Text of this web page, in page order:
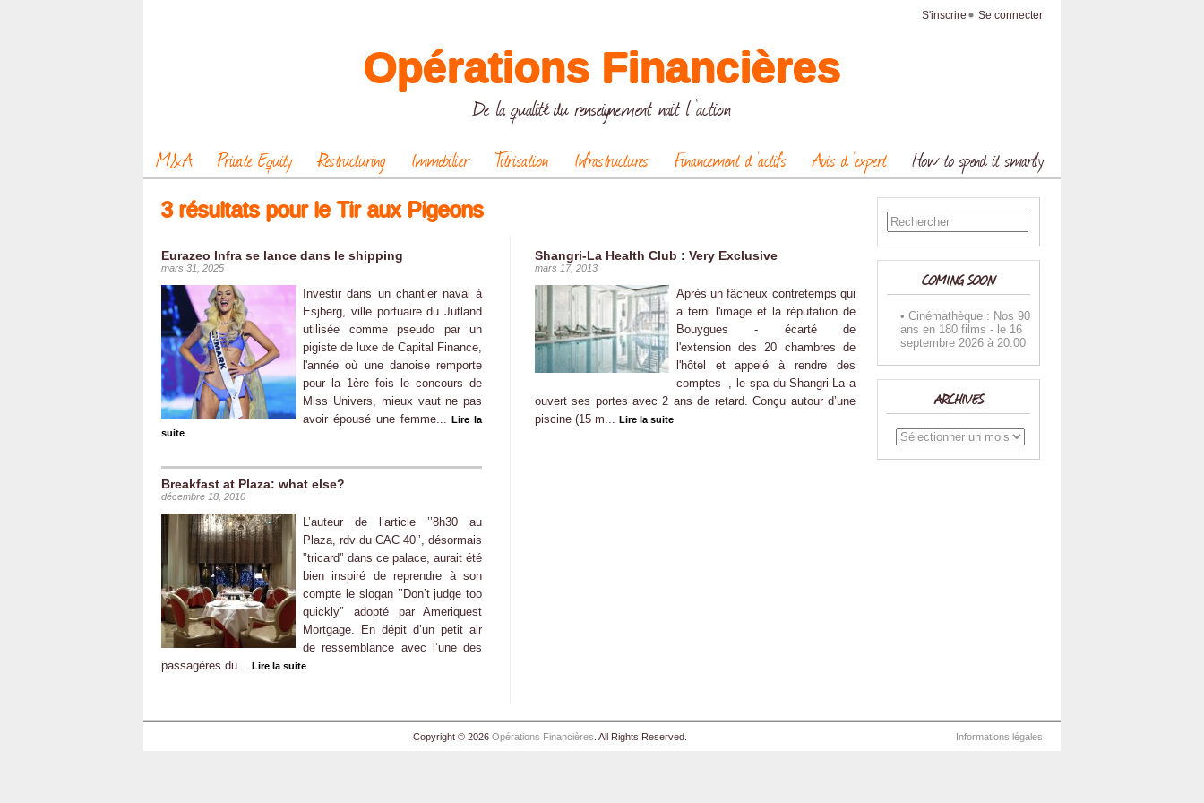
S'inscrire Se connecter
Opérations Financières
De la qualité du renseignement nait l 'action
M&A Private Equity Restructuring Immobilier Titrisation Infrastructures Financement d ‘actifs Avis d ‘expert How to spend it smartly
3 résultats pour le Tir aux Pigeons
Eurazeo Infra se lance dans le shipping
mars 31, 2025
Investir dans un chantier naval à
Esjberg, ville portuaire du Jutland
utilisée comme pseudo par un
pigiste de luxe de Capital Finance,
l'année où une danoise remporte
pour la 1ère fois le concours de
Miss Univers, mieux vaut ne pas
avoir épousé une femme...Lire la
suite
Shangri-La Health Club : Very Exclusive
mars 17, 2013
Après un fâcheux contretemps qui
a terni l'image et la réputation de
Bouygues - écarté de
l'extension des 20 chambres de
l'hôtel et appelé à rendre des
comptes -, le spa du Shangri-La a
ouvert ses portes avec 2 ans de retard. Conçu autour d’une
piscine (15 m...
Lire la suite
Breakfast at Plaza: what else?
décembre 18, 2010
L’auteur de l’article ’’8h30 au
Plaza, rdv du CAC 40’’, désormais
'’tricard'’ dans ce palace, aurait été
bien inspiré de reprendre à son
compte le slogan ’’Don’t judge too
quickly'’ adopté par Ameriquest
Mortgage. En dépit d’un petit air
de ressemblance avec l’une des
passagères du... Lire la suite
COMING SOON
Cinémathèque : Nos 90
ans en 180 films - le 16
septembre 2026 à 20:00
ARCHIVES
Archives
Copyright © 2026 Opérations Financières . All Rights Reserved. Informations légales